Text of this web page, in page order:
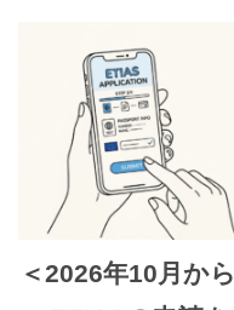
＜2026年10月から